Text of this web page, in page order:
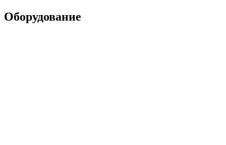
Оборудование